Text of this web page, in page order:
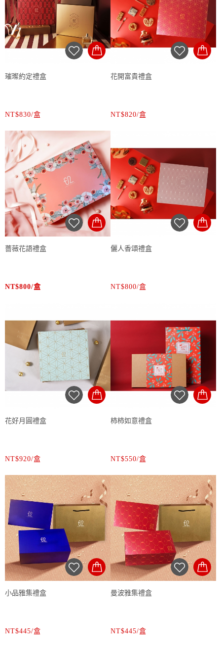
璀璨約定禮盒
NT$830/盒
花開富貴禮盒
NT$820/盒
薔薇花語禮盒
NT$800/盒
儷人香頌禮盒
NT$800/盒
花好月圓禮盒
NT$920/盒
柿柿如意禮盒
NT$550/盒
小品雅集禮盒
NT$445/盒
曼波雅集禮盒
NT$445/盒